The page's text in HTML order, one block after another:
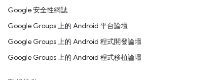
Google 安全性網誌
Google Groups 上的 Android 平台論壇
Google Groups 上的 Android 程式開發論壇
Google Groups 上的 Android 程式移植論壇